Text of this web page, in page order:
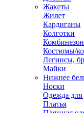
Жакеты
Жилет
Кардиганы
Колготки
Костюмы/
Легинсы,
Майки
Нижнее
Носки
Одежда для
Платья